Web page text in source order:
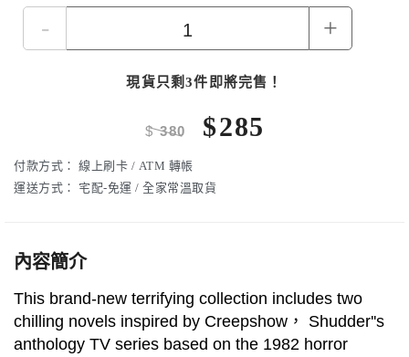
- +
現貨只剩3件即將完售！
$380 $285
付款方式： 線上刷卡 / ATM 轉帳
運送方式：
宅配-免運 / 全家常溫取貨
內容簡介
This brand-new terrifying collection includes two
chilling novels inspired by Creepshow， Shudder''s
anthology TV series based on the 1982 horror